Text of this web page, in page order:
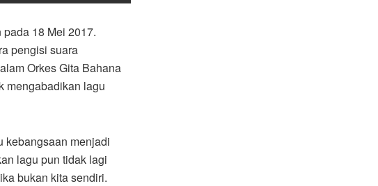
pada 18 Mei 2017.
pengisi suara
Orkes Gita Bahana
mengabadikan lagu
kebangsaan menjadi
lagu pun tidak lagi
bukan kita sendiri.